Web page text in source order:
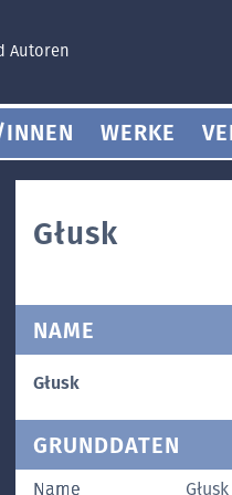
Autoren
WERKE
Głusk
NAME
Głusk
GRUNDDATEN
Name
Głusk